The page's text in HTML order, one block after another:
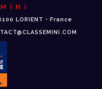
LORIENT • France